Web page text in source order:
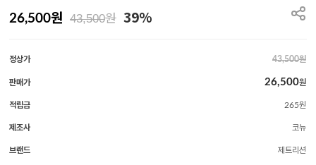
26,500원 43,500원 39%
정상가 43,500원
판매가 26,500원
적립금 265원
제조사 코뉴
브랜드 제트리션